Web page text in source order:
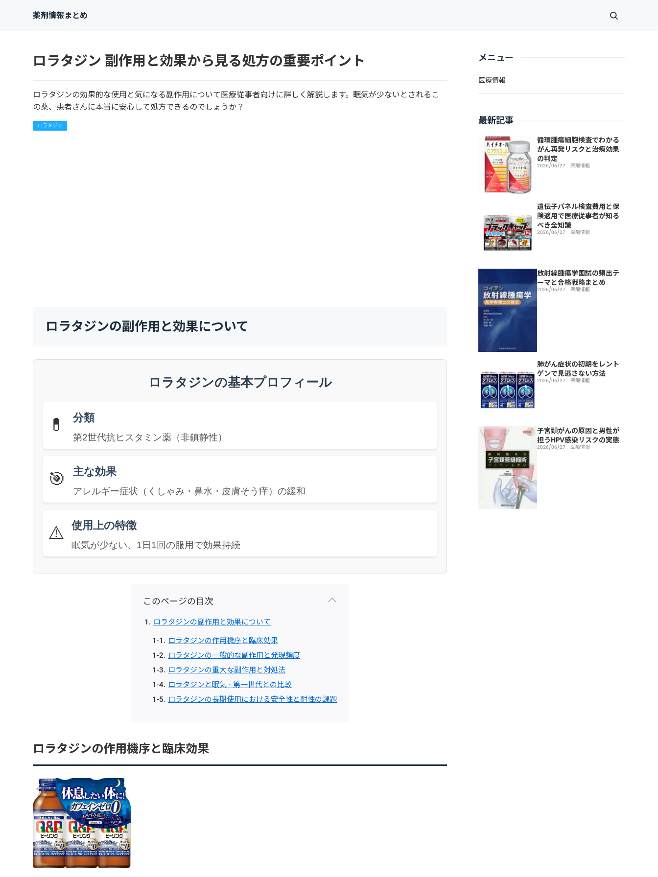
薬剤情報まとめ
ロラタジン 副作用と効果から見る処方の重要ポイント
ロラタジンの効果的な使用と気になる副作用について医療従事者向けに詳しく解説します。眠気が少ないとされるこ
の薬、患者さんに本当に安心して処方できるのでしょうか？
ロラタジン
ロラタジンの副作用と効果について
ロラタジンの基本プロフィール
💊 分類
第2世代抗ヒスタミン薬（非鎮静性）
🎯 主な効果
アレルギー症状（くしゃみ・鼻水・皮膚そう痒）の緩和
⚠️ 使用上の特徴
眠気が少ない、1日1回の服用で効果持続
このページの目次
ロラタジンの副作用と効果について
ロラタジンの作用機序と臨床効果
ロラタジンの一般的な副作用と発現頻度
ロラタジンの重大な副作用と対処法
ロラタジンと眠気 - 第一世代との比較
ロラタジンの長期使用における安全性と耐性の課題
ロラタジンの作用機序と臨床効果
メニュー
医療情報
最新記事
循環腫瘍細胞検査でわかる
がん再発リスクと治療効果
の判定
2026/06/27 医療情報
遺伝子パネル検査費用と保
険適用で医療従事者が知る
べき全知識
2026/06/27 医療情報
放射線腫瘍学国試の頻出テ
ーマと合格戦略まとめ
2026/06/27 医療情報
肺がん症状の初期をレント
ゲンで見逃さない方法
2026/06/27 医療情報
子宮頸がんの原因と男性が
担うHPV感染リスクの実態
2026/06/27 医療情報